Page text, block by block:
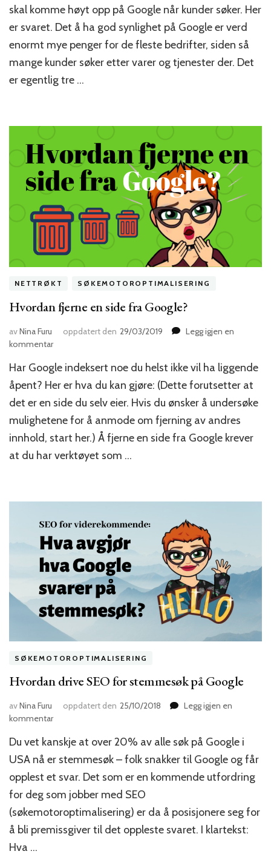
høyt
skal komme høyt opp på Google når kunder søker. Her
er svaret. Det å ha god synlighet på Google er verd
enormt mye penger for de fleste bedrifter, siden så
mange kunder søker etter varer og tjenester der. Det
er egentlig tre …
NETTRØKT SØKEMOTOROPTIMALISERING
Hvordan fjerne en side fra Google?
avNina Furu oppdatert den 29/03/2019
Legg igjen en
kommentartil
fjerne
en
fra
Google?
Har Google indeksert noe du helst ikke vil ha liggende
åpent? Her er hva du kan gjøre: (Dette forutsetter at
det er en side du selv eier. Hvis du ønsker å undersøke
mulighetene for å anmode om fjerning av andres
innhold, start her.) Å fjerne en side fra Google krever
at du har verktøyet som …
SØKEMOTOROPTIMALISERING
Hvordan drive SEO for stemmesøk på Google
avNina Furu oppdatert den 25/10/2018
Legg igjen en
kommentartil
drive
SEO
stemmesøk
på
Google
Du vet kanskje at over 20% av alle søk på Google i
USA nå er stemmesøk – folk snakker til Google og får
opplest et svar. Det som er en kommende utfordring
for deg som jobber med SEO
(søkemotoroptimalisering) er da å posisjonere seg for
å bli premissgiver til det oppleste svaret. I klartekst:
Hva …